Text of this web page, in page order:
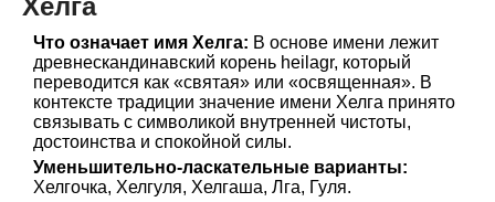
Хелга
Что означает имя Хелга: В основе имени лежит
древнескандинавский корень heilagr, который
переводится как «святая» или «освященная». В
контексте традиции значение имени Хелга принято
связывать с символикой внутренней чистоты,
достоинства и спокойной силы.
Уменьшительно-ласкательные варианты:
Хелгочка, Хелгуля, Хелгаша, Лга, Гуля.